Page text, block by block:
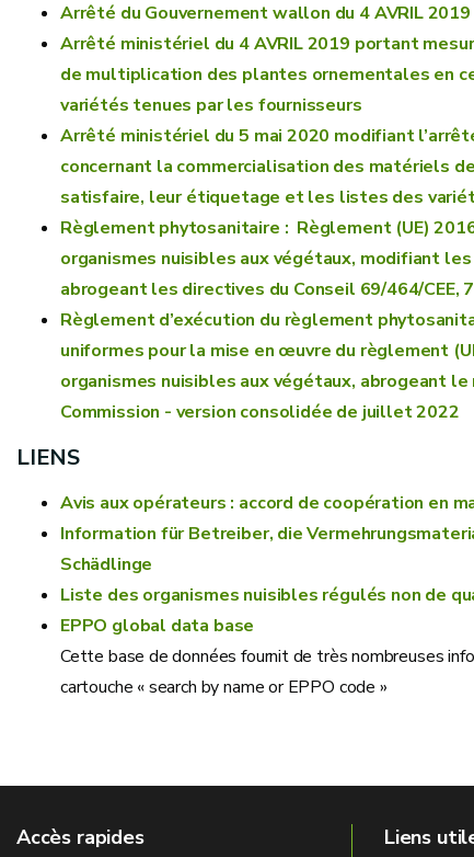
Arrêté du Gouvernement wallon du 4 AVRIL
Arrêté ministériel du 4 AVRIL 2019 portant
de multiplication des plantes ornementales en
variétés tenues par les fournisseurs
Arrêté ministériel du 5 mai 2020 modifiant
concernant la commercialisation des matériels
satisfaire, leur étiquetage et les listes des
Règlement phytosanitaire : Règlement (UE)
organismes nuisibles aux végétaux, modifiant
abrogeant les directives du Conseil 69/464/CEE,
Règlement d’exécution du règlement
uniformes pour la mise en œuvre du règlement
organismes nuisibles aux végétaux, abrogeant
Commission - version consolidée de juillet 2022
LIENS
Avis aux opérateurs : accord de coopération en
Information für Betreiber, die
Schädlinge
Liste des organismes nuisibles régulés non de
EPPO global data base
Cette base de données fournit de très nombreuses
cartouche « search by name or EPPO code »
Accès rapides Liens